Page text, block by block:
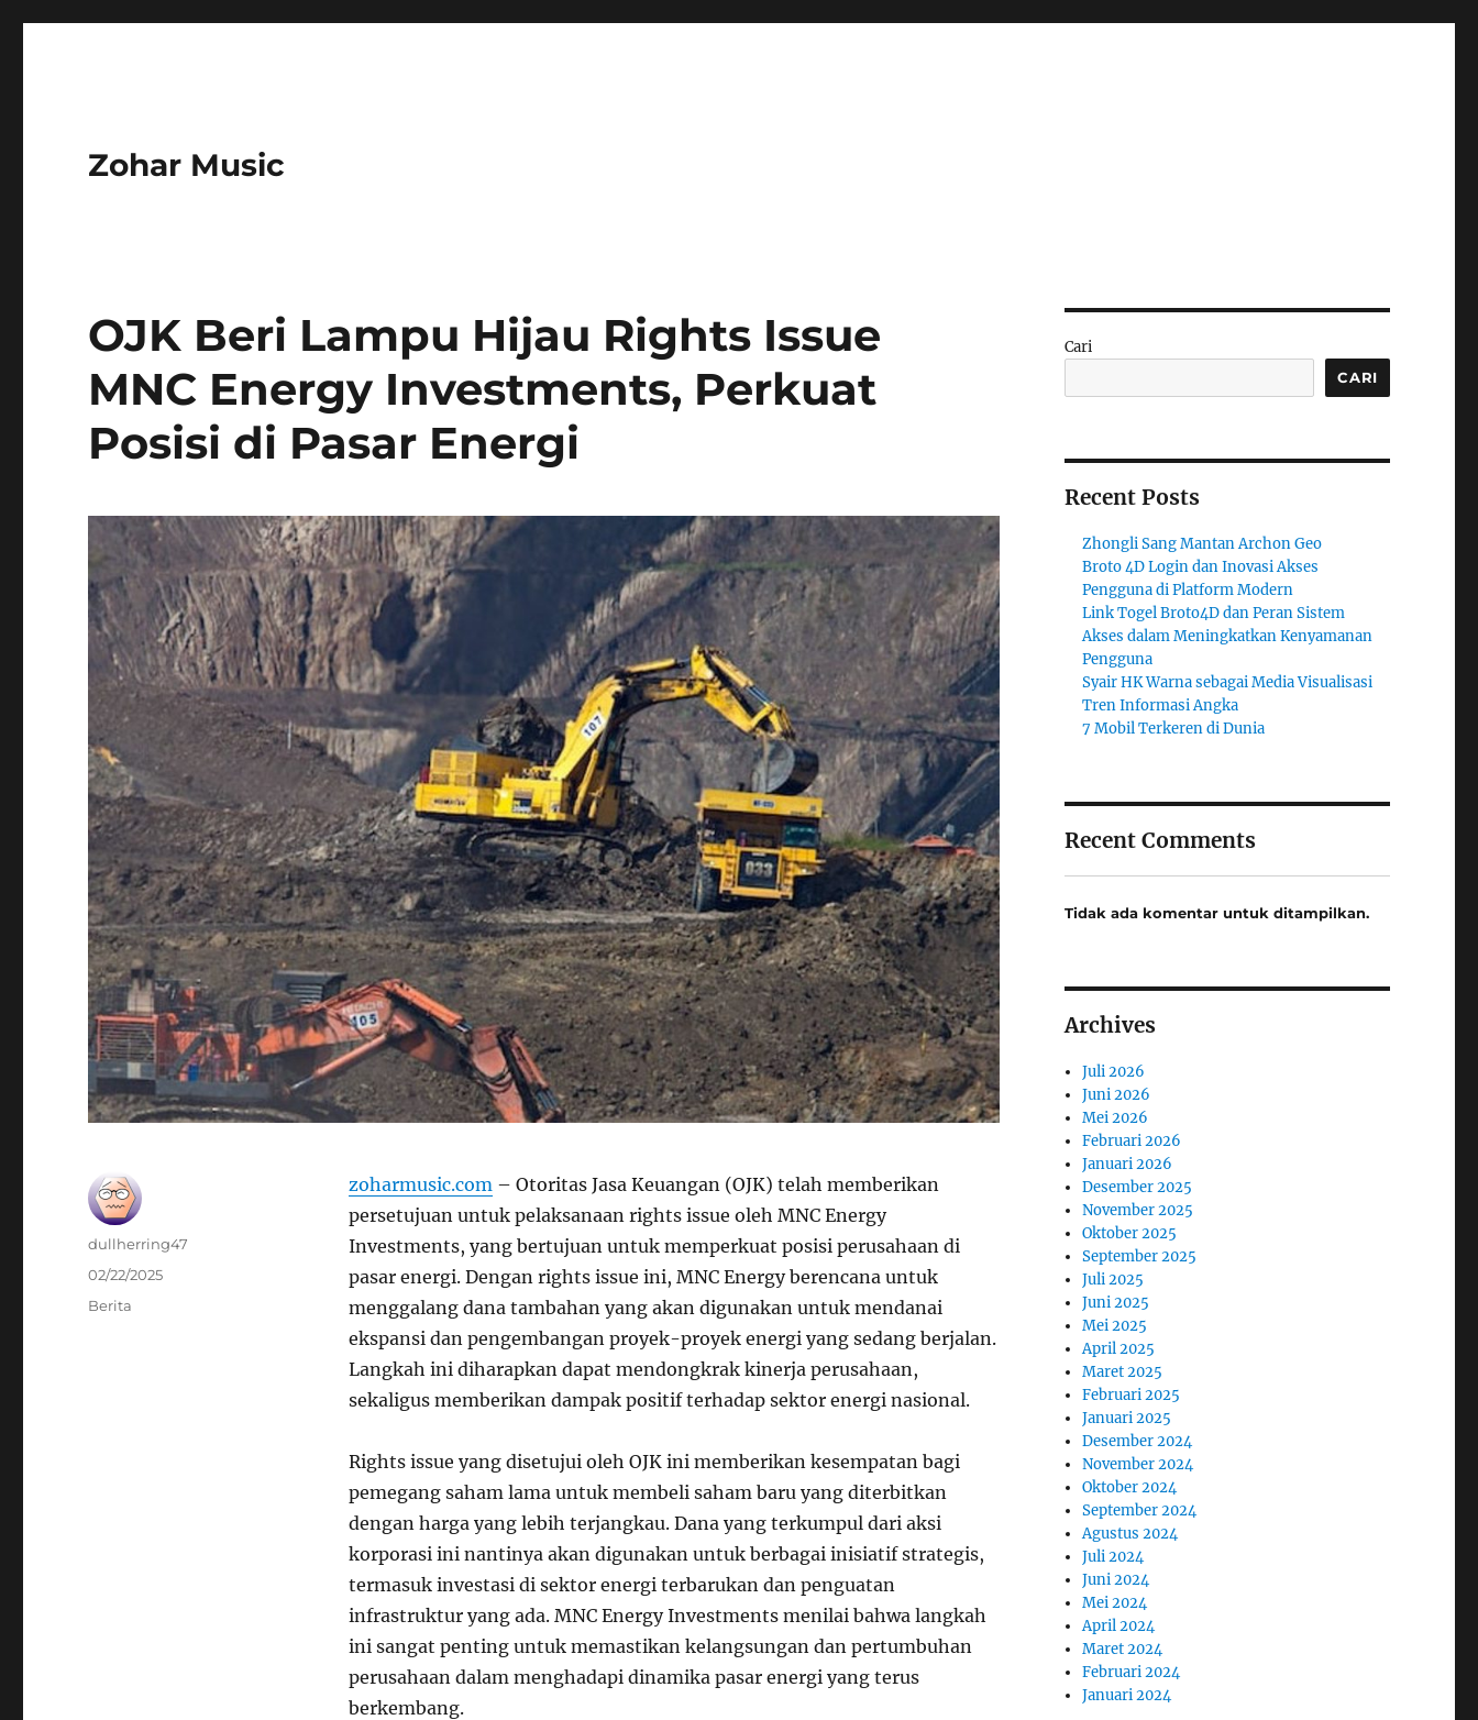
Zohar Music
OJK Beri Lampu Hijau Rights Issue
MNC Energy Investments, Perkuat
Posisi di Pasar Energi
zoharmusic.com – Otoritas Jasa Keuangan (OJK) telah memberikan
persetujuan untuk pelaksanaan rights issue oleh MNC Energy
Investments, yang bertujuan untuk memperkuat posisi perusahaan di
pasar energi. Dengan rights issue ini, MNC Energy berencana untuk
menggalang dana tambahan yang akan digunakan untuk mendanai
ekspansi dan pengembangan proyek-proyek energi yang sedang berjalan.
Langkah ini diharapkan dapat mendongkrak kinerja perusahaan,
sekaligus memberikan dampak positif terhadap sektor energi nasional.
Rights issue yang disetujui oleh OJK ini memberikan kesempatan bagi
pemegang saham lama untuk membeli saham baru yang diterbitkan
dengan harga yang lebih terjangkau. Dana yang terkumpul dari aksi
korporasi ini nantinya akan digunakan untuk berbagai inisiatif strategis,
termasuk investasi di sektor energi terbarukan dan penguatan
infrastruktur yang ada. MNC Energy Investments menilai bahwa langkah
ini sangat penting untuk memastikan kelangsungan dan pertumbuhan
perusahaan dalam menghadapi dinamika pasar energi yang terus
berkembang.
Author
dullherring47
Posted
02/22/2025
Categories
Berita
Cari
CARI
Recent Posts
Zhongli Sang Mantan Archon Geo
Broto 4D Login dan Inovasi Akses
Pengguna di Platform Modern
Link Togel Broto4D dan Peran Sistem
Akses dalam Meningkatkan Kenyamanan
Pengguna
Syair HK Warna sebagai Media Visualisasi
Tren Informasi Angka
7 Mobil Terkeren di Dunia
Recent Comments
Tidak ada komentar untuk ditampilkan.
Archives
Juli 2026
Juni 2026
Mei 2026
Februari 2026
Januari 2026
Desember 2025
November 2025
Oktober 2025
September 2025
Juli 2025
Juni 2025
Mei 2025
April 2025
Maret 2025
Februari 2025
Januari 2025
Desember 2024
November 2024
Oktober 2024
September 2024
Agustus 2024
Juli 2024
Juni 2024
Mei 2024
April 2024
Maret 2024
Februari 2024
Januari 2024